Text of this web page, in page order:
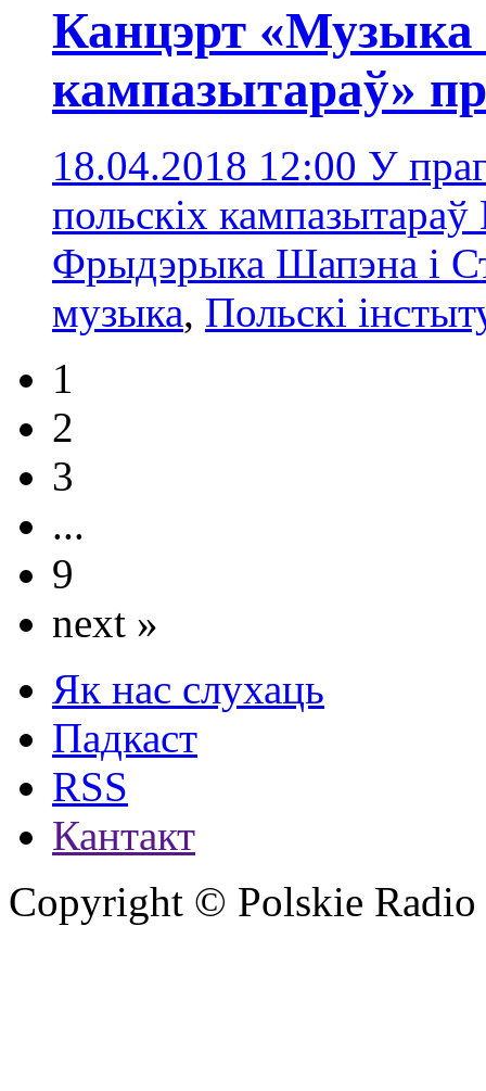
Канцэрт «Музыка
кампазытараў»
18.04.2018 12:00 У
польскіх
Фрыдэрыка Шапэна і
музыка, Польскі
1
2
3
...
9
next »
Як нас слухаць
Падкаст
RSS
Кантакт
Copyright © Polskie